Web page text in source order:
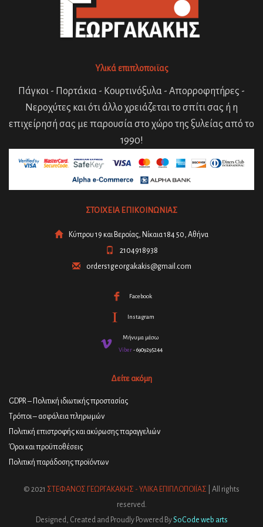
Υλικά επιπλοποιϊας
Πάγκοι - Πορτάκια - Κουρτινόξυλα - Απορροφητήρες -
Νεροχύτες και ότι άλλο χρειάζεται το σπίτι σας ή η
επιχείρησή σας με παρουσία στο χώρο της ξυλείας από το
1990!
ΣΤΟΙΧΕΙΑ ΕΠΙΚΟΙΝΩΝΙΑΣ
Κύπρου 19 και Βεροίας, Νίκαια 184 50, Αθήνα
2104918938
orders1georgakakis@gmail.com
Facebook
Instagram
Μήνυμα μέσω
Viber- 6909295244
Δείτε ακόμη
GDPR – Πολιτική ιδιωτικής προστασίας
Τρόποι – ασφάλεια πληρωμών
Πολιτική επιστροφής και ακύρωσης παραγγελιών
Όροι και προϋποθέσεις
Πολιτική παράδοσης προϊόντων
© 2021 ΣΤΕΦΑΝΟΣ ΓΕΩΡΓΑΚΑΚΗΣ - ΥΛΙΚΑ ΕΠΙΠΛΟΠΟΙΪΑΣ | All rights
reserved.
Designed, Created and Proudly Powered BySoCode web arts